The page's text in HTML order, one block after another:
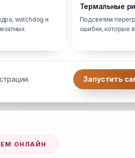
watchdog и
Термальные
Подсветим
ошибки, которые
Запустить
ОНЛАЙН